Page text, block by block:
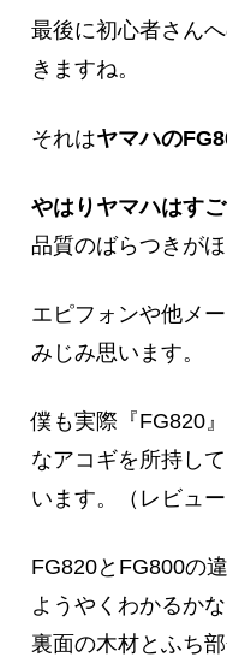
最後に初心者さん
きますね。
それはヤマハの
やはりヤマハはす
品質のばらつきがほ
エピフォンや他メ
みじみ思います。
僕も実際『FG820
なアコギを所持し
います。（レビュ
FG820とFG800の
ようやくわかるか
裏面の木材とふち